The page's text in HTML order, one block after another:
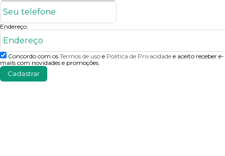
Endereço:
Concordo com os Termos de uso e Politica de Privacidade e aceito receber e-
mails com novidades e promoções.
Cadastrar